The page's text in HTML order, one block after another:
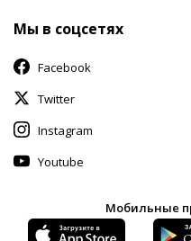
Мы в соцсетях
Facebook
Twitter
Instagram
Youtube
Мобильные